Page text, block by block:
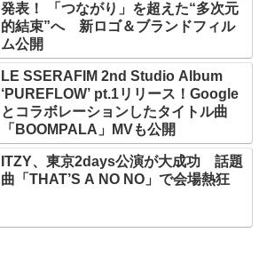
発表！ 「つながり」を超えた“多次元
的結束”へ 新ロゴ＆ブランドフィル
ム公開
LE SSERAFIM 2nd Studio Album
‘PUREFLOW’ pt.1リリース！Google
とコラボレーションしたタイトル曲
「BOOMPALA」MVも公開
ITZY、東京2days公演が大成功 話題
曲「THAT’S A NO NO」で会場熱狂